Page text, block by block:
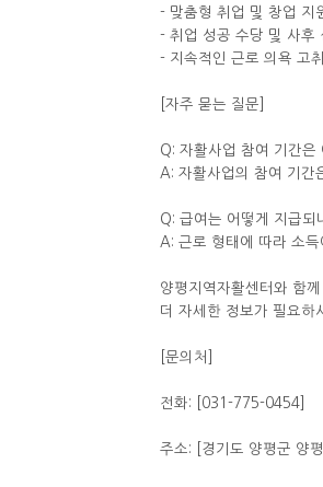
- 맞춤형 취업 및 창업 지
- 취업 성공 수당 및 사후
- 지속적인 근로 의욕 고취
[자주 묻는 질문]
Q: 자활사업 참여 기간은
A: 자활사업의 참여 기간
Q: 급여는 어떻게 지급되
A: 근로 형태에 따라 소
양평지역자활센터와 함
더 자세한 정보가 필요하
[문의처]
전화: [031-775-0454]
주소: [경기도 양평군 양